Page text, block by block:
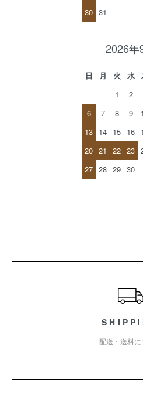
30 31
2026年
日 月 火 水
1
2
6
7 8 9
13 14 15 16
20 21 22 23
27 28 29 30
配送・送料に